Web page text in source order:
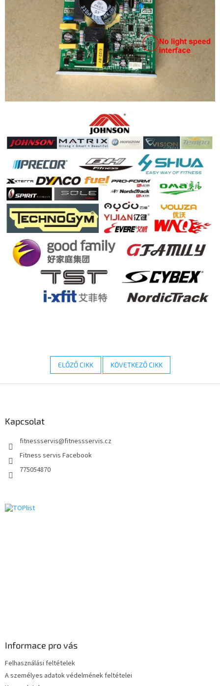
ELŐZŐ CIKK KÖVETKEZŐ CIKK
Kapcsolat
fitnessservis@fitnessservis.cz
Fitness servis Facebook
775054870
Informace pro vás
Felhasználási feltételek
A személyes adatok védelmének feltételei